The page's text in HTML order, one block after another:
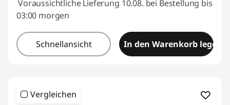
Voraussichtliche Lieferung 10.08. bei Bestellung bis
03:00 morgen
Schnellansicht In den Warenkorb legen
Vergleichen